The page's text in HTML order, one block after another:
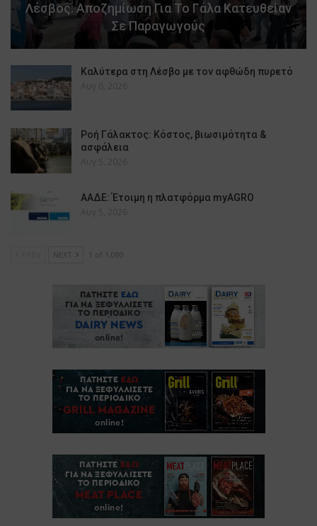
Λέσβος: Αποζημίωση Για Το Γάλα Κατευθείαν
Σε Παραγωγούς
Καλύτερα στη Λέσβο με τον αφθώδη πυρετό
Αυγ 6, 2026
Ροή Γάλακτος: Κόστος, βιωσιμότητα &
ασφάλεια
Αυγ 5, 2026
ΑΑΔΕ: Έτοιμη η πλατφόρμα myAGRO
Αυγ 5, 2026
NEXT 1 of 1,090